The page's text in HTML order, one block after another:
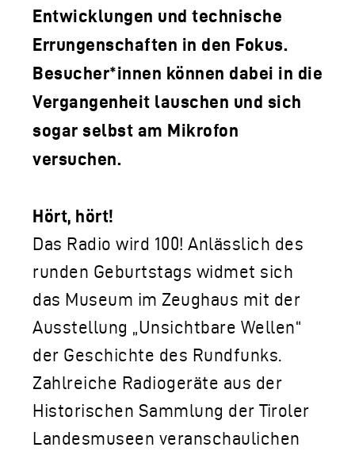
Entwicklungen und technische
Errungenschaften in den Fokus.
Besucher*innen können dabei in die
Vergangenheit lauschen und sich
sogar selbst am Mikrofon
versuchen.
Hört, hört!
Das Radio wird 100! Anlässlich des
runden Geburtstags widmet sich
das Museum im Zeughaus mit der
Ausstellung „Unsichtbare Wellen“
der Geschichte des Rundfunks.
Zahlreiche Radiogeräte aus der
Historischen Sammlung der Tiroler
Landesmuseen veranschaulichen